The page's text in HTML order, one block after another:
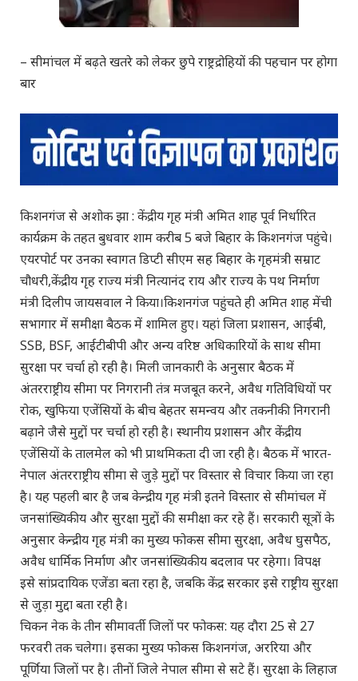
– सीमांचल में बढ़ते खतरे को लेकर छुपे राष्ट्रद्रोहियों की पहचान पर होगा
बार
किशनगंज से अशोक झा : केंद्रीय गृह मंत्री अमित शाह पूर्व निर्धारित
कार्यक्रम के तहत बुधवार शाम करीब 5 बजे बिहार के किशनगंज पहुंचे।
एयरपोर्ट पर उनका स्वागत डिप्टी सीएम सह बिहार के गृहमंत्री सम्राट
चौधरी,केंद्रीय गृह राज्य मंत्री नित्यानंद राय और राज्य के पथ निर्माण
मंत्री दिलीप जायसवाल ने किया।किशनगंज पहुंचते ही अमित शाह मेंची
सभागार में समीक्षा बैठक में शामिल हुए। यहां जिला प्रशासन, आईबी,
SSB, BSF, आईटीबीपी और अन्य वरिष्ठ अधिकारियों के साथ सीमा
सुरक्षा पर चर्चा हो रही है। मिली जानकारी के अनुसार बैठक में
अंतरराष्ट्रीय सीमा पर निगरानी तंत्र मजबूत करने, अवैध गतिविधियों पर
रोक, खुफिया एजेंसियों के बीच बेहतर समन्वय और तकनीकी निगरानी
बढ़ाने जैसे मुद्दों पर चर्चा हो रही है। स्थानीय प्रशासन और केंद्रीय
एजेंसियों के तालमेल को भी प्राथमिकता दी जा रही है। बैठक में भारत-
नेपाल अंतरराष्ट्रीय सीमा से जुड़े मुद्दों पर विस्तार से विचार किया जा रहा
है। यह पहली बार है जब केन्द्रीय गृह मंत्री इतने विस्तार से सीमांचल में
जनसांख्यिकीय और सुरक्षा मुद्दों की समीक्षा कर रहे हैं। सरकारी सूत्रों के
अनुसार केन्द्रीय गृह मंत्री का मुख्य फोकस सीमा सुरक्षा, अवैध घुसपैठ,
अवैध धार्मिक निर्माण और जनसांख्यिकीय बदलाव पर रहेगा। विपक्ष
इसे सांप्रदायिक एजेंडा बता रहा है, जबकि केंद्र सरकार इसे राष्ट्रीय सुरक्षा
से जुड़ा मुद्दा बता रही है।
चिकन नेक के तीन सीमावर्ती जिलों पर फोकस: यह दौरा 25 से 27
फरवरी तक चलेगा। इसका मुख्य फोकस किशनगंज, अररिया और
पूर्णिया जिलों पर है। तीनों जिले नेपाल सीमा से सटे हैं। सुरक्षा के लिहाज